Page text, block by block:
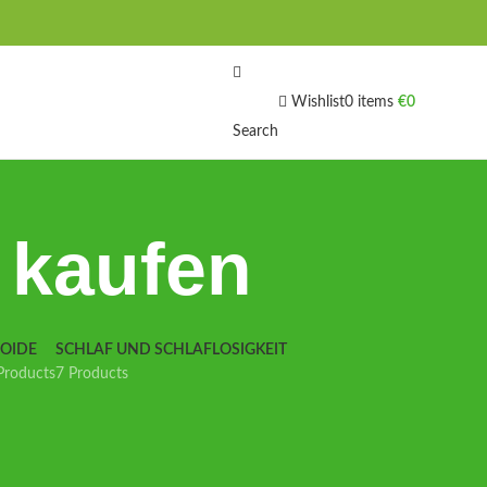
Search
Wishlist0 items €0
SCHLAF UND SCHLAFLOSIGKEIT
7 Products